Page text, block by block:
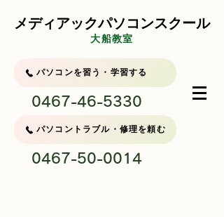
メディアックパソコンスクール
大船教室
パソコンを習う・学習する
0467-46-5330
パソコントラブル・修理を頼む
0467-50-0014